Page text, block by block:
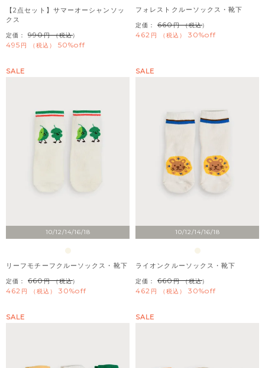
【2点セット】サマーオーシャンソッ
クス
定価： 990 （税込）
495 税込 50%off
フォレストクルーソックス・靴下
定価： 660 （税込）
462 税込 30%off
10/12/14/16/18
SALE
リーフモチーフクルーソックス・靴下
定価： 660 （税込）
462 税込 30%off
10/12/14/16/18
SALE
ライオンクルーソックス・靴下
定価： 660 （税込）
462 税込 30%off
SALE SALE